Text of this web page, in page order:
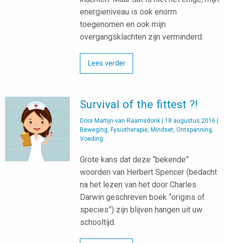
energieniveau is ook enorm
toegenomen en ook mijn
overgangsklachten zijn verminderd.
Lees verder
Survival of the fittest ?!
DoorMartijn van Raamsdonk |18 augustus 2016 |
Beweging,Fysiotherapie,Mindset,Ontspanning,
Voeding
Grote kans dat deze “bekende”
woorden van Herbert Spencer (bedacht
na het lezen van het door Charles
Darwin geschreven boek “origins of
species”) zijn blijven hangen uit uw
schooltijd.